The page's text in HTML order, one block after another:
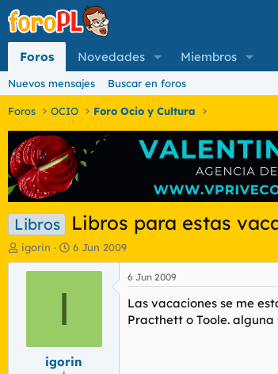
Foros Novedades Miembros
Nuevos mensajes Buscar en foros
Foros OCIO Foro Ocio y Cultura
Libros Libros para estas
I
n
o
igorin
F
e
c
i
n
6 Jun 2009
I
igorin
6 Jun 2009
Las vacaciones se me
Practhett o Toole.